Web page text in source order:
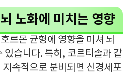
노화에 미치는 영향
르몬 균형에 영향을 미쳐 뇌
있습니다. 특히, 코르티솔과 같
속적으로 분비되면 신경세포